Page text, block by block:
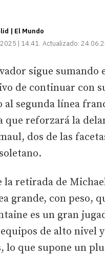
| El Mundo
| 14:41 Actualizado:
sigue sumando
de continuar con
segunda línea
que reforzará la
dos de las
la retirada de
grande, con peso,
es un gran
de alto nivel
lo que supone un